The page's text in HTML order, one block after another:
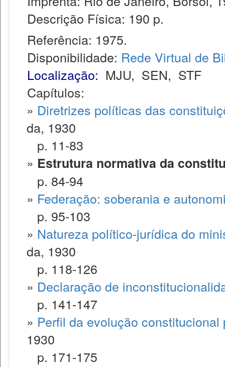
Descrição Física: 190 p.
Referência: 1975.
Disponibilidade: Rede Virtual de
Localização: MJU, SEN, STF
Capítulos:
» Diretrizes políticas das
da, 1930
p. 11-83
» Estrutura normativa da
p. 84-94
» Federação: soberania e
p. 95-103
» Natureza político-jurídica do
da, 1930
p. 118-126
» Declaração de
p. 141-147
» Perfil da evolução constitucional
1930
p. 171-175